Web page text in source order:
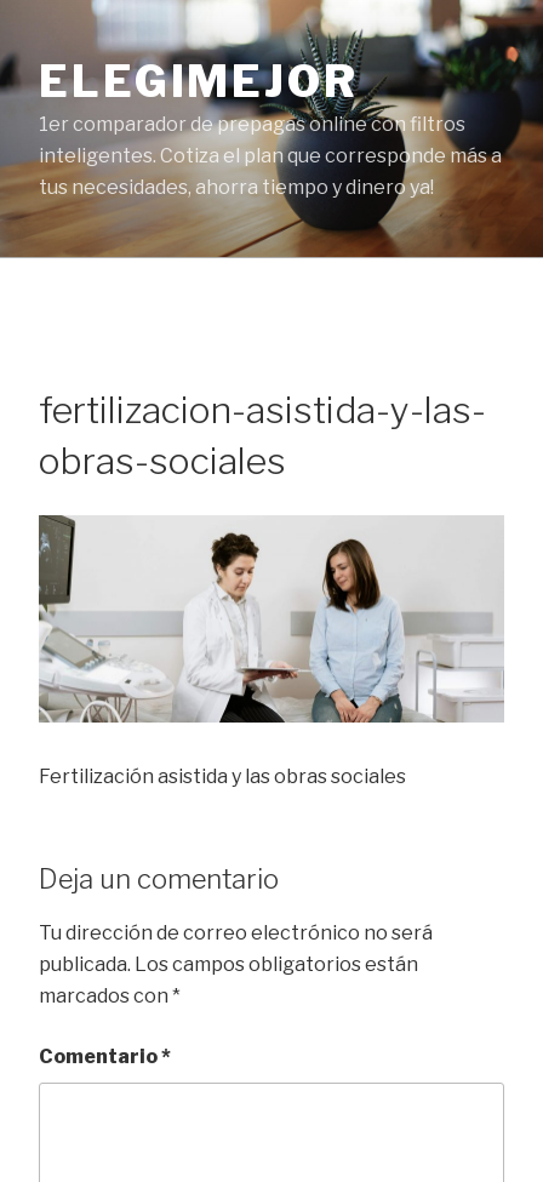
contenido
ELEGIMEJOR
1er comparador de prepagas online con filtros
inteligentes. Cotiza el plan que corresponde más a
tus necesidades, ahorra tiempo y dinero ya!
fertilizacion-asistida-y-las-
obras-sociales
Fertilización asistida y las obras sociales
Deja un comentario
Tu dirección de correo electrónico no será
publicada. Los campos obligatorios están
marcados con *
Comentario*